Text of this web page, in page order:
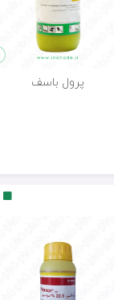
پرول باسف